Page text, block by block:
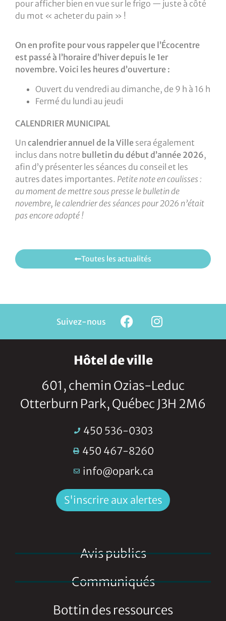
pour afficher bien en vue sur le frigo — juste à côté
du mot « acheter du pain » !
On en profite pour vous rappeler que l’Écocentre
est passé à l’horaire d’hiver depuis le 1er
novembre. Voici les heures d’ouverture :
Ouvert du vendredi au dimanche, de 9 h à 16 h
Fermé du lundi au jeudi
CALENDRIER MUNICIPAL
Un calendrier annuel de la Ville sera également
inclus dans notre bulletin du début d’année 2026,
afin d’y présenter les séances du conseil et les
autres dates importantes. Petite note en coulisses :
au moment de mettre sous presse le bulletin de
novembre, le calendrier des séances pour 2026 n’était
pas encore adopté !
Toutes les actualités
Suivez-nous
Hôtel de ville
601, chemin Ozias-Leduc
Otterburn Park, Québec J3H 2M6
450 536-0303
450 467-8260
info@opark.ca
S'inscrire aux alertes
Avis publics
Communiqués
Bottin des ressources